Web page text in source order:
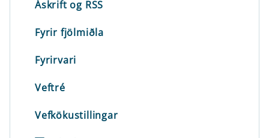
Áskrift og RSS
Fyrir fjölmiðla
Fyrirvari
Veftré
Vefkökustillingar